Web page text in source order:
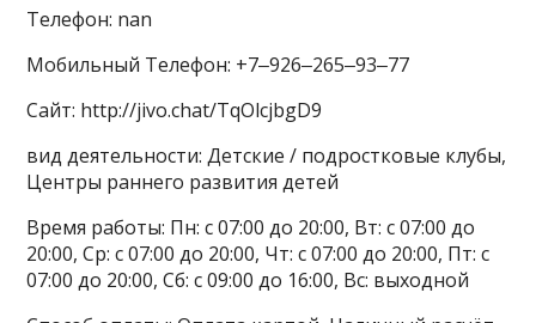
Телефон: nan
Мобильный Телефон: +7‒926‒265‒93‒77
Сайт: http://jivo.chat/TqOlcjbgD9
вид деятельности: Детские / подростковые клубы,
Центры раннего развития детей
Время работы: Пн: с 07:00 до 20:00, Вт: с 07:00 до
20:00, Ср: с 07:00 до 20:00, Чт: с 07:00 до 20:00, Пт: с
07:00 до 20:00, Сб: с 09:00 до 16:00, Вс: выходной